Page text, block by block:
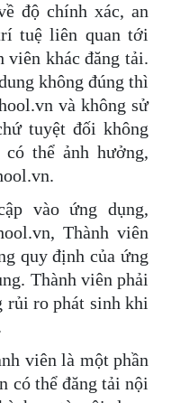
độ chính xác, an
tuệ liên quan tới
viên khác đăng tải.
không đúng thì
và không sử
tuyệt đối không
thể ảnh hưởng,
vào ứng dụng,
Thành viên
quy định của ứng
Thành viên phải
rủi ro phát sinh khi
viên là một phần
có thể đăng tải nội